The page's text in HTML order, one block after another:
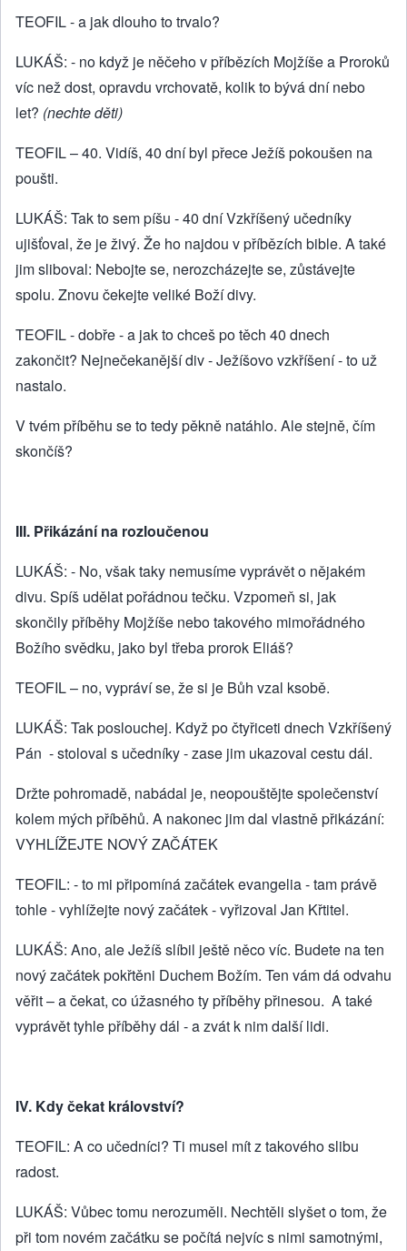
TEOFIL - a jak dlouho to trvalo?
LUKÁŠ: - no když je něčeho v příbězích Mojžíše a Proroků
víc než dost, opravdu vrchovatě, kolik to bývá dní nebo
let? (nechte děti)
TEOFIL – 40. Vidíš, 40 dní byl přece Ježíš pokoušen na
poušti.
LUKÁŠ: Tak to sem píšu - 40 dní Vzkříšený učedníky
ujišťoval, že je živý. Že ho najdou v příbězích bible. A také
jim sliboval: Nebojte se, nerozcházejte se, zůstávejte
spolu. Znovu čekejte veliké Boží divy.
TEOFIL - dobře - a jak to chceš po těch 40 dnech
zakončit? Nejnečekanější div - Ježíšovo vzkříšení - to už
nastalo.
V tvém příběhu se to tedy pěkně natáhlo. Ale stejně, čím
skončíš?
III. Přikázání na rozloučenou
LUKÁŠ: - No, však taky nemusíme vyprávět o nějakém
divu. Spíš udělat pořádnou tečku. Vzpomeň si, jak
skončily příběhy Mojžíše nebo takového mimořádného
Božího svědku, jako byl třeba prorok Eliáš?
TEOFIL – no, vypráví se, že si je Bůh vzal ksobě.
LUKÁŠ: Tak poslouchej. Když po čtyřiceti dnech Vzkříšený
Pán - stoloval s učedníky - zase jim ukazoval cestu dál.
Držte pohromadě, nabádal je, neopouštějte společenství
kolem mých příběhů. A nakonec jim dal vlastně přikázání:
VYHLÍŽEJTE NOVÝ ZAČÁTEK
TEOFIL: - to mi připomíná začátek evangelia - tam právě
tohle - vyhlížejte nový začátek - vyřizoval Jan Křtitel.
LUKÁŠ: Ano, ale Ježíš slíbil ještě něco víc. Budete na ten
nový začátek pokřtěni Duchem Božím. Ten vám dá odvahu
věřit – a čekat, co úžasného ty příběhy přinesou. A také
vyprávět tyhle příběhy dál - a zvát k nim další lidi.
IV. Kdy čekat království?
TEOFIL: A co učedníci? Ti musel mít z takového slibu
radost.
LUKÁŠ: Vůbec tomu nerozuměli. Nechtěli slyšet o tom, že
při tom novém začátku se počítá nejvíc s nimi samotnými,